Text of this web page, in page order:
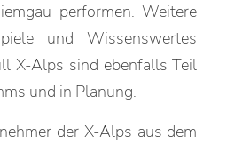
performen. Weitere
und Wissenswertes
X-Alps sind ebenfalls Teil
und in Planung.
der X-Alps aus dem